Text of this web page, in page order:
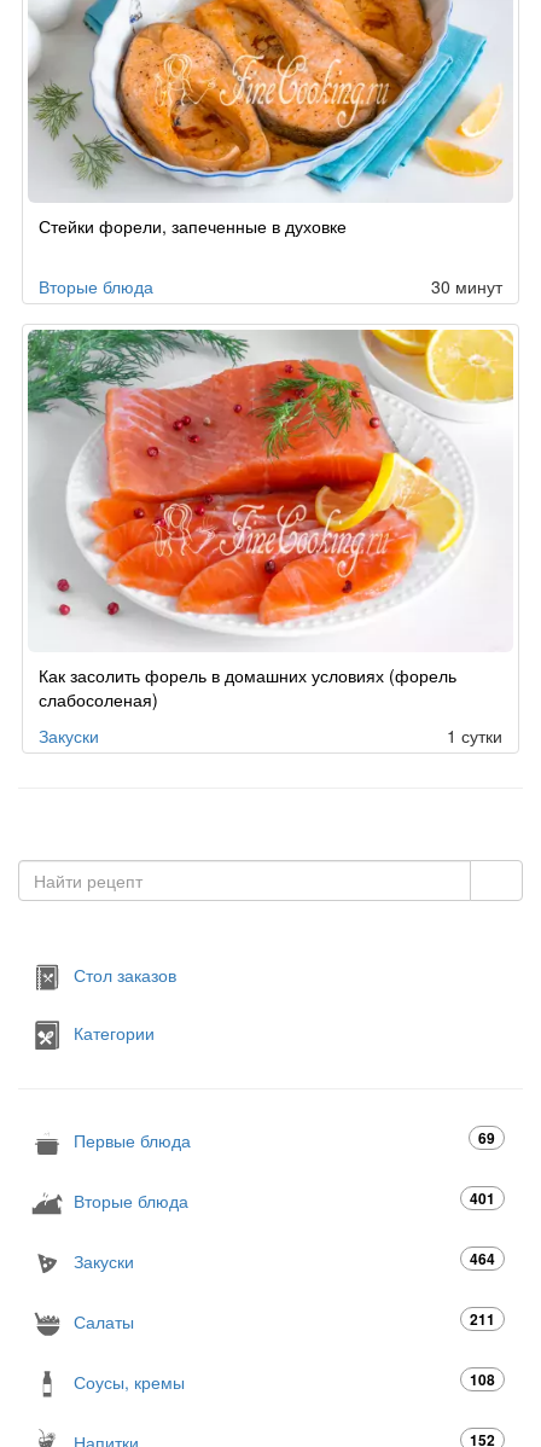
Стейки форели, запеченные в духовке
Вторые блюда 30 минут
Как засолить форель в домашних условиях (форель
слабосоленая)
Закуски
1 сутки
Стол заказов
Категории
Первые блюда 69
Вторые блюда 401
Закуски 464
Салаты 211
Соусы, кремы 108
152